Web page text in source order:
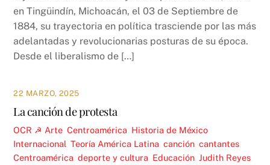
en Tingüindín, Michoacán, el 03 de Septiembre de
1884, su trayectoria en política trasciende por las más
adelantadas y revolucionarias posturas de su época.
Desde el liberalismo de […]
22 MARZO, 2025
La canción de protesta
OCR ☭ Arte ,Centroamérica Historia de México
Internacional ,Teoría América Latina ,canción ,cantantes
Centroamérica ,deporte y cultura Educación ,Judith Reyes